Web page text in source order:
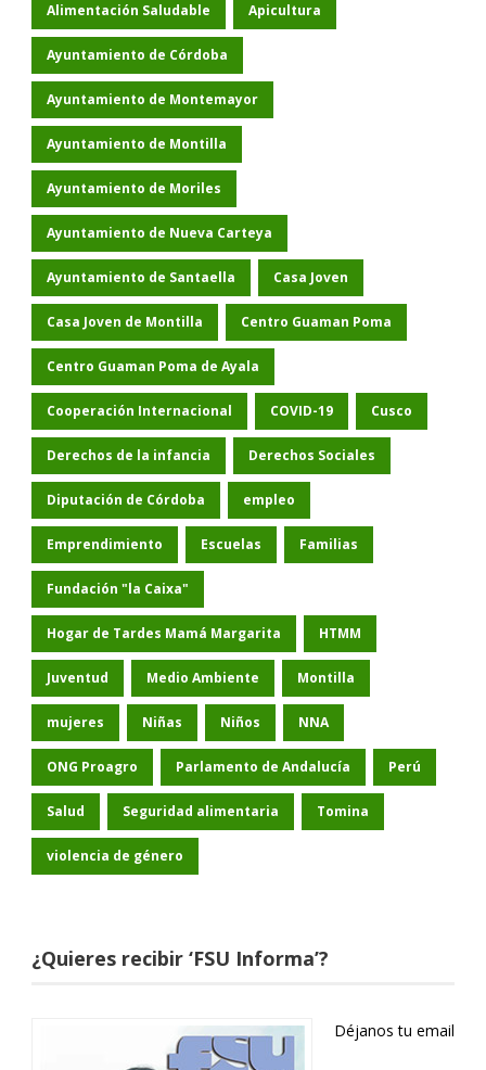
Alimentación Saludable Apicultura
Ayuntamiento de Córdoba
Ayuntamiento de Montemayor
Ayuntamiento de Montilla
Ayuntamiento de Moriles
Ayuntamiento de Nueva Carteya
Ayuntamiento de Santaella Casa Joven
Casa Joven de Montilla Centro Guaman Poma
Centro Guaman Poma de Ayala
Cooperación Internacional COVID-19 Cusco
Derechos de la infancia Derechos Sociales
Diputación de Córdoba empleo
Emprendimiento Escuelas Familias
Fundación "la Caixa"
Hogar de Tardes Mamá Margarita HTMM
Juventud Medio Ambiente Montilla
mujeres Niñas Niños NNA
ONG Proagro Parlamento de Andalucía Perú
Salud Seguridad alimentaria Tomina
violencia de género
¿Quieres recibir ‘FSU Informa’?
Déjanos tu email